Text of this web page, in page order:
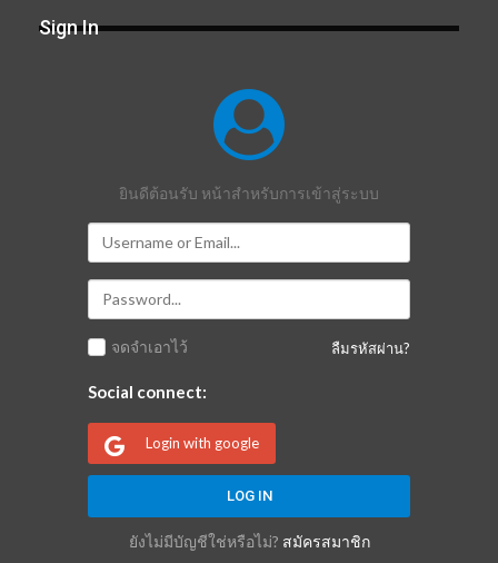
Sign In
ยินดีต้อนรับ หน้าสำหรับการเข้าสู่ระบบ
ลืมรหัสผ่าน?
จดจำเอาไว้
Social connect:
Login with google
ยังไม่มีบัญชีใช่หรือไม่? สมัครสมาชิก